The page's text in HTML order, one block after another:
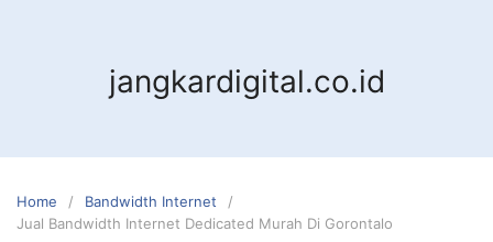
jangkardigital.co.id
Home
Bandwidth Internet
Jual Bandwidth Internet Dedicated Murah Di Gorontalo